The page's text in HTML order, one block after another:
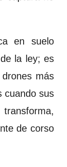
en suelo
la ley; es
más
cuando sus
de corso